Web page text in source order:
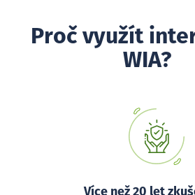
Proč využít
WIA?
Více než 20 let